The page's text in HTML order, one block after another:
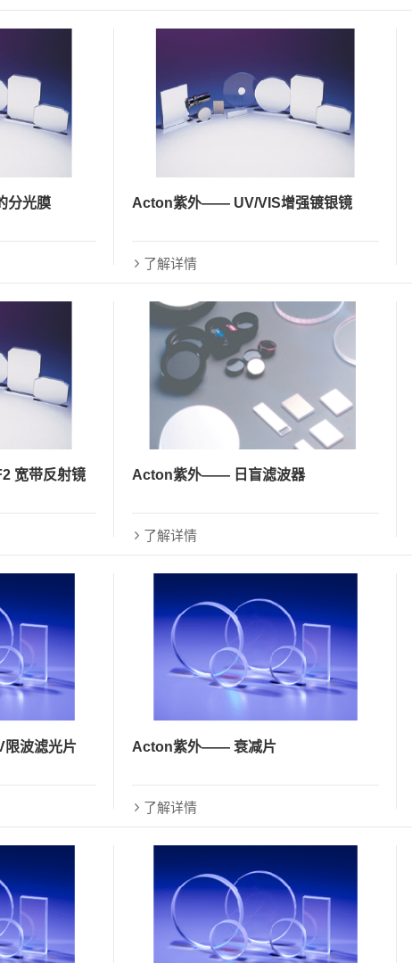
分光膜 Acton紫外—— UV/VIS增强镀银镜
了解详情
宽带反射镜 Acton紫外—— 日盲滤波器
了解详情
波滤光片 Acton紫外—— 衰减片
了解详情